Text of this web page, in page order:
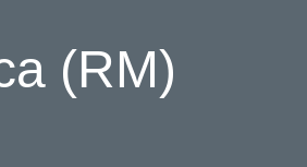
(RM)